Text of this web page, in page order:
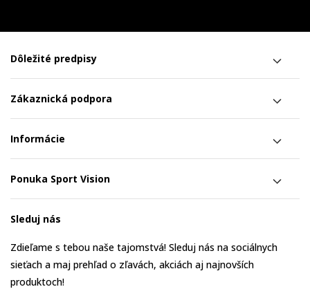
Dôležité predpisy
Zákaznická podpora
Informácie
Ponuka Sport Vision
Sleduj nás
Zdieľame s tebou naše tajomstvá! Sleduj nás na sociálnych
sieťach a maj prehľad o zľavách, akciách aj najnovších
produktoch!